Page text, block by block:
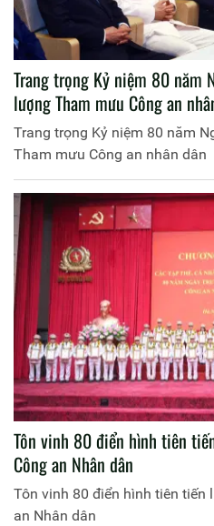
Trang trọng Kỷ niệm 80 năm
lượng Tham mưu Công an
Trang trọng Kỷ niệm 80 năm
Tham mưu Công an nhân dân
Tôn vinh 80 điển hình tiên
Công an Nhân dân
Tôn vinh 80 điển hình tiên
an Nhân dân